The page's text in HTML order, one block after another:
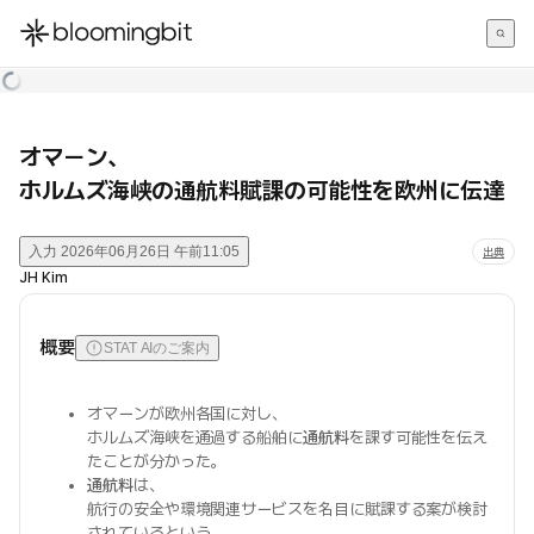
한국어
オマーン、
ホルムズ海峡の通航料賦課の可能性を欧州に伝達
入力 2026年06月26日 午前11:05 出典
JH Kim
概要 STAT AIのご案内
オマーンが欧州各国に対し、
ホルムズ海峡を通過する船舶に通航料を課す可能性を伝え
たことが分かった。
通航料は、
航行の安全や環境関連サービスを名目に賦課する案が検討